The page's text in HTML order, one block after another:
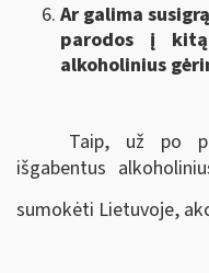
Ar galima
parodos į
alkoholinius
Taip, už po
išgabentus
sumokėti Lietuvoje,